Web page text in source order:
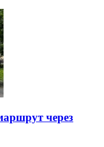
через